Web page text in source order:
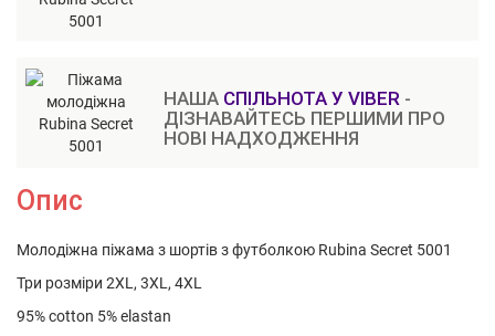
НАША СПІЛЬНОТА У VIBER -
ДІЗНАВАЙТЕСЬ ПЕРШИМИ ПРО
НОВІ НАДХОДЖЕННЯ
Опис
Молодіжна піжама з шортів з футболкою Rubina Secret 5001
Три розміри 2XL, 3XL, 4XL
95% cotton 5% elastan